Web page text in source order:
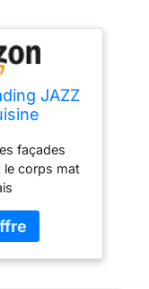
JAZZ
en
-
avec
de place
-
x 60 cm
façades
le corps mat
avec le plan
gris pierre